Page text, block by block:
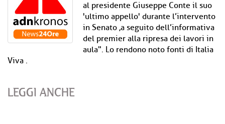
al presidente Giuseppe Conte il suo
'ultimo appello' durante l’intervento
in Senato ,a seguito dell’informativa
del premier alla ripresa dei lavori in
aula". Lo rendono noto fonti di Italia
Viva .
LEGGI ANCHE